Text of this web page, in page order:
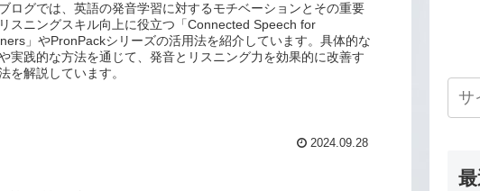
ログでは、英語の発音学習に対するモチベーションとその重要
スニングスキル向上に役立つ「Connected Speech for
」やPronPackシリーズの活用法を紹介しています。具体的な
実践的な方法を通じて、発音とリスニング力を効果的に改善す
を解説しています。
2024.09.28